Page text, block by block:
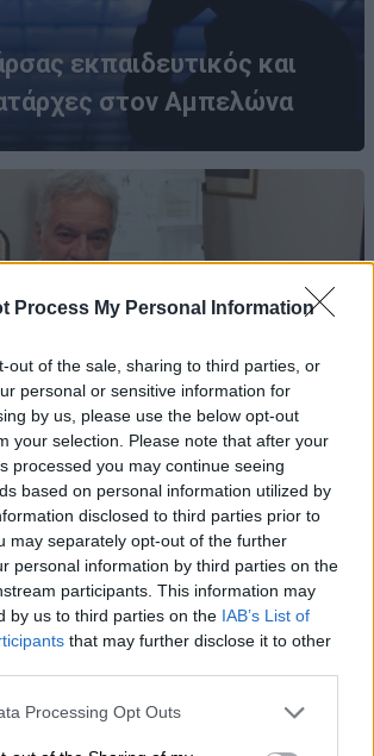
Process My Personal Information
out of the sale, sharing to third parties, or
personal or sensitive information for
by us, please use the below opt-out
your selection. Please note that after your
processed you may continue seeing
based on personal information utilized by
disclosed to third parties prior to
may separately opt-out of the further
personal information by third parties on the
participants. This information may
by us to third parties on the IAB’s List of
that may further disclose it to other
Processing Opt Outs
εκπαιδευτικός και
στον Αμπελώνα
νοσηλευτικού
Κ.Υ. Αγιάς και Γόννων